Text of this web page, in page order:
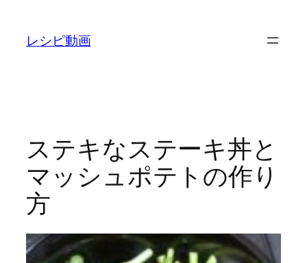
レシピ動画
ステキなステーキ丼と
マッシュポテトの作り
方